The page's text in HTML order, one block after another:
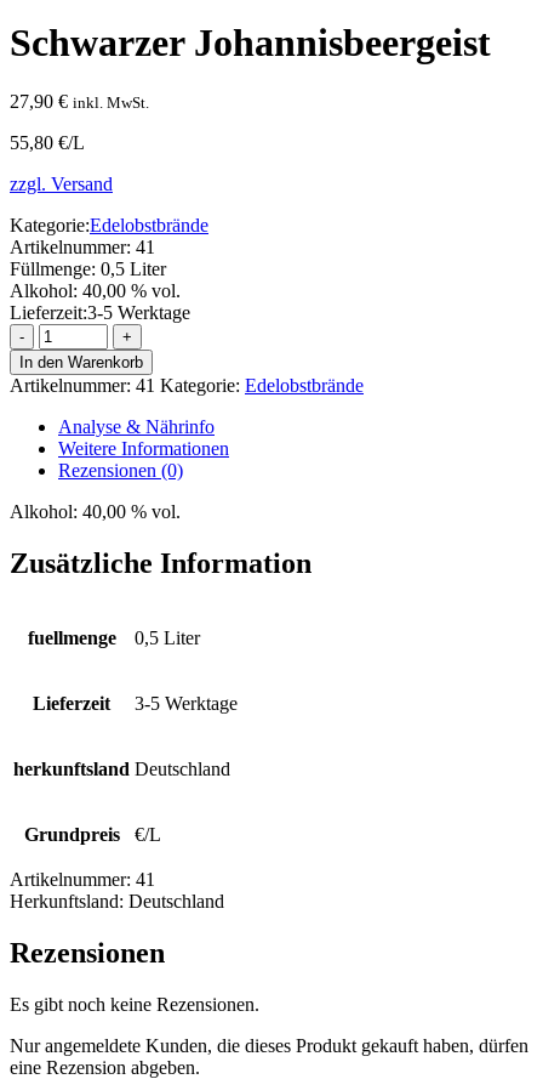
Schwarzer Johannisbeergeist
27,90 € inkl. MwSt.
55,80 €/L
zzgl. Versand
Kategorie:Edelobstbrände
Artikelnummer: 41
Füllmenge: 0,5 Liter
Alkohol: 40,00 % vol.
Lieferzeit:3-5 Werktage
Schwarzer
Johannisbeergeist
Menge
In den Warenkorb
Artikelnummer: 41 Kategorie: Edelobstbrände
Analyse & Nährinfo
Weitere Informationen
Rezensionen (0)
Alkohol: 40,00 % vol.
Zusätzliche Information
fuellmenge 0,5 Liter
Lieferzeit 3-5 Werktage
herkunftsland Deutschland
Grundpreis €/L
Artikelnummer: 41
Herkunftsland: Deutschland
Rezensionen
Es gibt noch keine Rezensionen.
Nur angemeldete Kunden, die dieses Produkt gekauft haben, dürfen
eine Rezension abgeben.